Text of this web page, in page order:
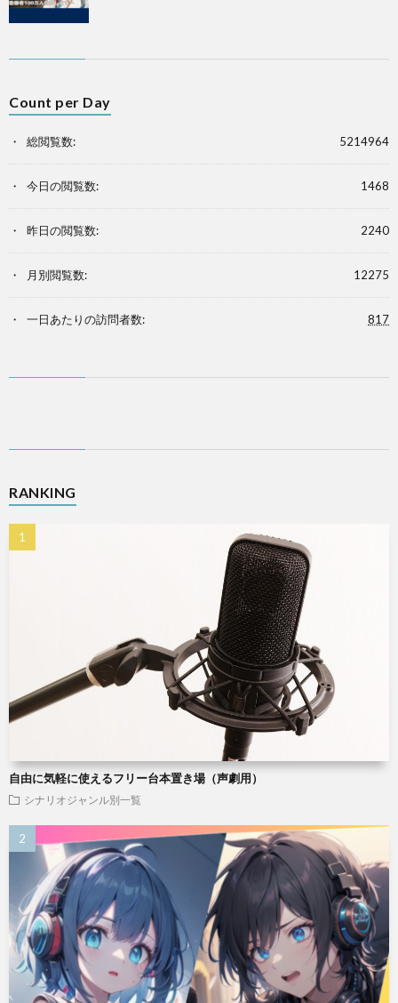
Count per Day
5214964
総閲覧数:
1468
今日の閲覧数:
2240
昨日の閲覧数:
12275
月別閲覧数:
817
一日あたりの訪問者数:
RANKING
自由に気軽に使えるフリー台本置き場（声劇用）
シナリオジャンル別一覧